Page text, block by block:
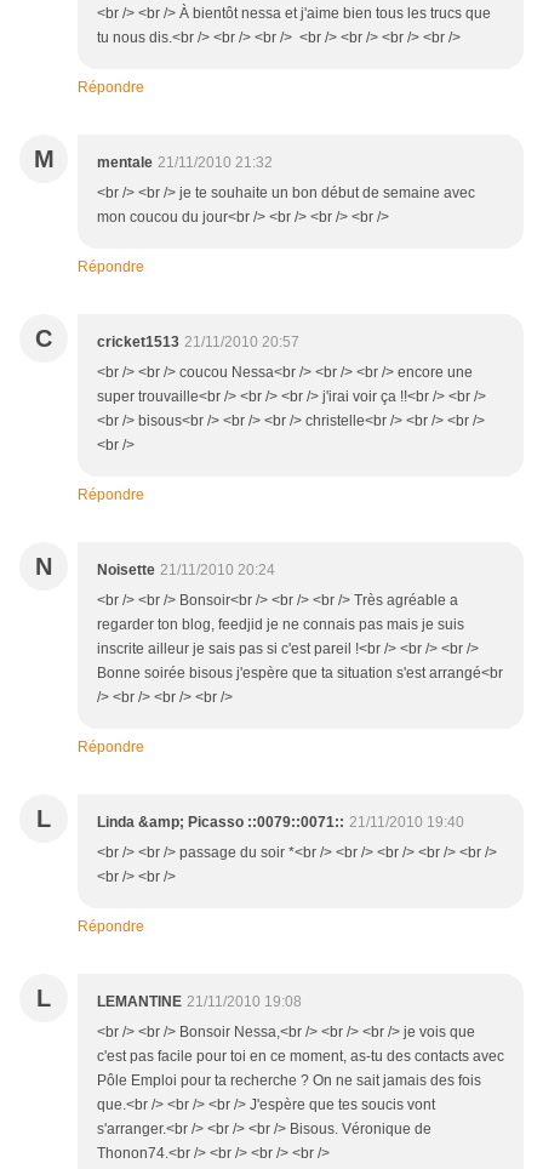
<br /> <br /> À bientôt nessa et j'aime bien tous les trucs que
tu nous dis.<br /> <br /> <br /> <br /> <br /> <br /> <br />
Répondre
M mentale 21/11/2010 21:32
<br /> <br /> je te souhaite un bon début de semaine avec
mon coucou du jour<br /> <br /> <br /> <br />
Répondre
C cricket1513 21/11/2010 20:57
<br /> <br /> coucou Nessa<br /> <br /> <br /> encore une
super trouvaille<br /> <br /> <br /> j'irai voir ça !!<br /> <br />
<br /> bisous<br /> <br /> <br /> christelle<br /> <br /> <br />
<br />
Répondre
N Noisette 21/11/2010 20:24
<br /> <br /> Bonsoir<br /> <br /> <br /> Très agréable a
regarder ton blog, feedjid je ne connais pas mais je suis
inscrite ailleur je sais pas si c'est pareil !<br /> <br /> <br />
Bonne soirée bisous j'espère que ta situation s'est arrangé<br
/> <br /> <br /> <br />
Répondre
L Linda &amp; Picasso ::0079::0071:: 21/11/2010 19:40
<br /> <br /> passage du soir *<br /> <br /> <br /> <br /> <br />
<br /> <br />
Répondre
L LEMANTINE 21/11/2010 19:08
<br /> <br /> Bonsoir Nessa,<br /> <br /> <br /> je vois que
c'est pas facile pour toi en ce moment, as-tu des contacts avec
Pôle Emploi pour ta recherche ? On ne sait jamais des fois
que.<br /> <br /> <br /> J'espère que tes soucis vont
s'arranger.<br /> <br /> <br /> Bisous. Véronique de
Thonon74.<br /> <br /> <br /> <br />